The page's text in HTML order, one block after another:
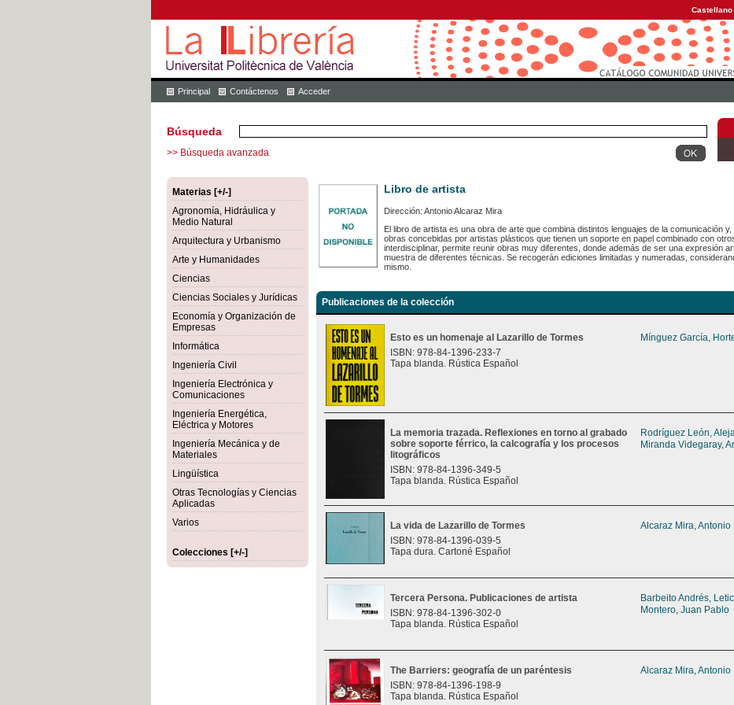
Castellano
Principal Contáctenos Acceder
Búsqueda
>> Búsqueda avanzada
Materias [+/-]
Agronomía, Hidráulica y
Medio Natural
Arquitectura y Urbanismo
Arte y Humanidades
Ciencias
Ciencias Sociales y Jurídicas
Economía y Organización de
Empresas
Informática
Ingeniería Civil
Ingeniería Electrónica y
Comunicaciones
Ingeniería Energética,
Eléctrica y Motores
Ingeniería Mecánica y de
Materiales
Lingüística
Otras Tecnologías y Ciencias
Aplicadas
Varios
Colecciones [+/-]
Libro de artista
Dirección: Antonio Alcaraz Mira
El libro de artista es una obra de arte que combina distintos lenguajes de la comunicación
obras concebidas por artistas plásticos que tienen un soporte en papel combinado con
interdisciplinar, permite reunir obras muy diferentes, donde además de ser una expresión
muestra de diferentes técnicas. Se recogerán ediciones limitadas y numeradas,
mismo.
Publicaciones de la colección
Esto es un homenaje al Lazarillo de Tormes
ISBN: 978-84-1396-233-7
Tapa blanda. Rústica Español
Mínguez García,
La memoria trazada. Reflexiones en torno al grabado
sobre soporte férrico, la calcografía y los procesos
litográficos
ISBN: 978-84-1396-349-5
Tapa blanda. Rústica Español
Rodríguez León,
Miranda Videgaray,
La vida de Lazarillo de Tormes
ISBN: 978-84-1396-039-5
Tapa dura. Cartoné Español
Alcaraz Mira, Antonio
Tercera Persona. Publicaciones de artista
ISBN: 978-84-1396-302-0
Tapa blanda. Rústica Español
Barbeito Andrés,
Montero, Juan Pablo
The Barriers: geografía de un paréntesis
ISBN: 978-84-1396-198-9
Tapa blanda. Rústica Español
Alcaraz Mira, Antonio